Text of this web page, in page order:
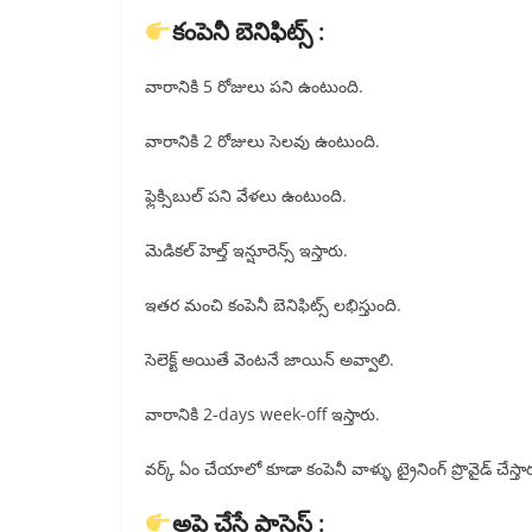
కంపెనీ బెనిఫిట్స్ :
వారానికి 5 రోజులు పని ఉంటుంది.
వారానికి 2 రోజులు సెలవు ఉంటుంది.
ఫ్లెక్సిబుల్ పని వేళలు ఉంటుంది.
మెడికల్ హెల్త్ ఇన్షూరెన్స్ ఇస్తారు.
ఇతర మంచి కంపెనీ బెనిఫిట్స్ లభిస్తుంది.
సెలెక్ట్ అయితే వెంటనే జాయిన్ అవ్వాలి.
వారానికి 2-days week-off ఇస్తారు.
వర్క్ ఏం చేయాలో కూడా కంపెనీ వాళ్ళు ట్రైనింగ్ ప్రొవైడ్
అప్లై చేసే ప్రాసెస్ :